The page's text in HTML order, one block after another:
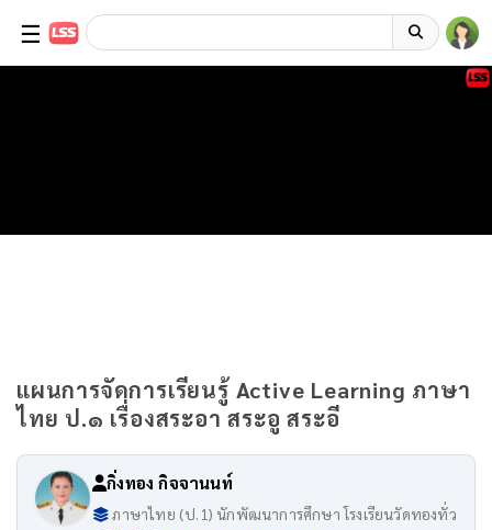
☰
แผนการจัดการเรียนรู้ Active Learning ภาษา
ไทย ป.๑ เรื่องสระอา สระอู สระอี
กิ่งทอง กิจจานนท์
ภาษาไทย (ป.1) นักพัฒนาการศึกษา โรงเรียนวัดทองทั่ว